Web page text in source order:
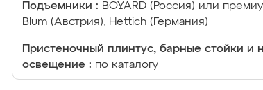
Подъемники : BOYARD (Россия) или
Blum (Австрия), Hettich (Германия)
Пристеночный плинтус, барные стойки и
освещение : по каталогу